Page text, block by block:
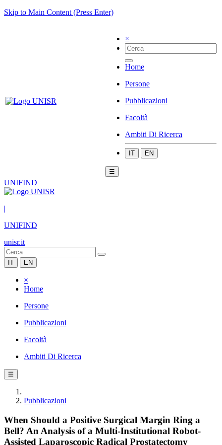
Skip to Main Content (Press Enter)
×
Home
Persone
Pubblicazioni
Facoltà
Ambiti Di Ricerca
IT EN
☰
UNIFIND
|
UNIFIND
unisr.it
IT EN
×
Home
Persone
Pubblicazioni
Facoltà
Ambiti Di Ricerca
☰
Pubblicazioni
When Should a Positive Surgical Margin Ring a
Bell? An Analysis of a Multi-Institutional Robot-
Assisted Laparoscopic Radical Prostatectomy